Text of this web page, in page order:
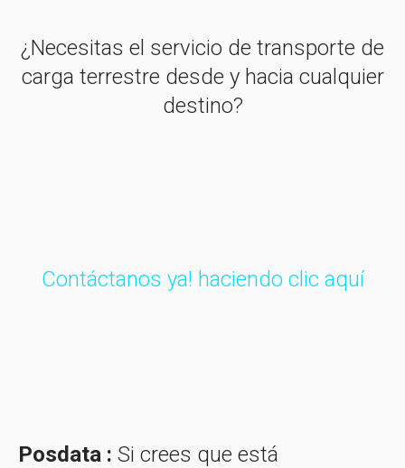
¿Necesitas el servicio de transporte de
carga terrestre desde y hacia cualquier
destino?
Contáctanos ya! haciendo clic aquí
Posdata : Si crees que está